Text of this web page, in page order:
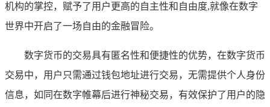
机构的掌控，赋予了用户更高的自主性和自由度,就像在数字
世界中开启了一场自由的金融冒险。
数字货币的交易具有匿名性和便捷性的优势，在数字货币
交易中，用户只需通过钱包地址进行交易，无需提供个人身份
信息，如同在数字帷幕后进行神秘交易，有效保护了用户的隐